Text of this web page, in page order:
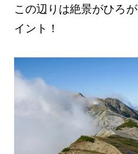
この辺りは絶景がひろ
イント！